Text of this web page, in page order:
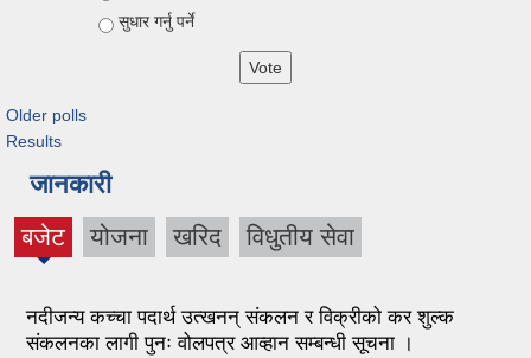
सुधार गर्नु पर्ने
Older polls
Results
जानकारी
बजेट योजना खरिद विधुतीय सेवा
नदीजन्य कच्चा पदार्थ उत्खनन् संकलन र विक्रीको कर शुल्क
संकलनका लागी पुनः वोलपत्र आव्हान सम्बन्धी सूचना ।